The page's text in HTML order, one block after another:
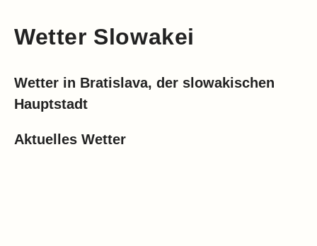
Wetter Slowakei
Wetter in Bratislava, der slowakischen
Hauptstadt
Aktuelles Wetter